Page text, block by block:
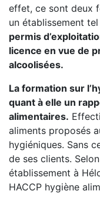
effet, ce sont deux
un établissement tel
permis
licence en vue de
alcoolisées.
La formation sur
quant à elle un
alimentaires.
aliments proposés
hygiéniques. Sans
de ses clients.
établissement à
HACCP hygiène